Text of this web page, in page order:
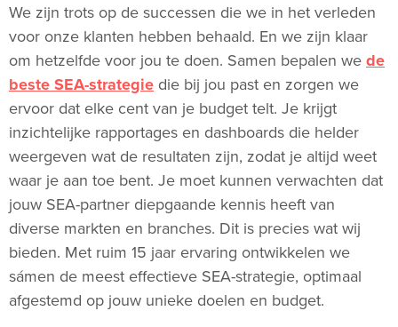
We zijn trots op de successen die we in het verleden
voor onze klanten hebben behaald. En we zijn klaar
om hetzelfde voor jou te doen. Samen bepalen wede
beste SEA-strategie die bij jou past en zorgen we
ervoor dat elke cent van je budget telt. Je krijgt
inzichtelijke rapportages en dashboards die helder
weergeven wat de resultaten zijn, zodat je altijd weet
waar je aan toe bent. Je moet kunnen verwachten dat
jouw SEA-partner diepgaande kennis heeft van
diverse markten en branches. Dit is precies wat wij
bieden. Met ruim 15 jaar ervaring ontwikkelen we
sámen de meest effectieve SEA-strategie, optimaal
afgestemd op jouw unieke doelen en budget.